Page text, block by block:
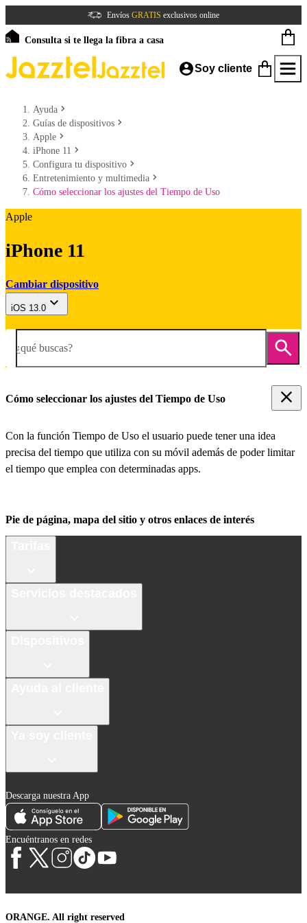
Envíos GRATIS exclusivos online
Consulta si te llega la fibra a casa
Soy cliente
Ayuda
Guías de dispositivos
Apple
iPhone 11
Configura tu dispositivo
Entretenimiento y multimedia
Cómo seleccionar los ajustes del Tiempo de Uso
Apple
iPhone 11
Cambiar dispositivo
iOS 13.0
¿qué buscas?
Cómo seleccionar los ajustes del Tiempo de Uso
Con la función Tiempo de Uso el usuario puede tener una idea
precisa del tiempo que utiliza con su móvil además de poder limitar
el tiempo que emplea con determinadas apps.
Pie de página, mapa del sitio y otros enlaces de interés
Descarga nuestra App
Encuéntranos en redes
ORANGE. All right reserved